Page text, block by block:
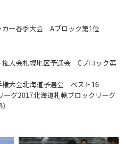
カー春季大会 Aブロック第1位
権大会札幌地区予選会 Cブロック第
権大会北海道予選会 ベスト16
ーグ2017北海道札幌ブロックリーグ